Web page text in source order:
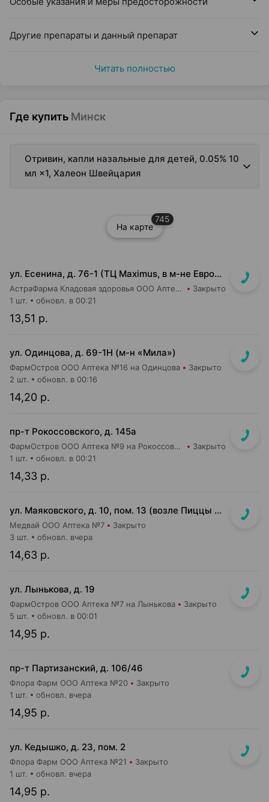
Другие препараты и данный препарат
Читать полностью
Где купить Минск
Отривин, капли назальные для детей, 0.05% 10
мл ×1, Халеон Швейцария
На карте
745
ул. Есенина, д. 76-1 (ТЦ Maximus, в м-не Евроопт Super)
АстраФарма Кладовая здоровья ООО Аптека №9 Закрыто
13,51 р.
1 шт. обновл. в 00:21
ул. Одинцова, д. 69-1Н (м-н «Мила»)
ФармОстров ООО Аптека №16 на Одинцова Закрыто
14,20 р.
2 шт. обновл. в 00:16
пр-т Рокоссовского, д. 145а
ФармОстров ООО Аптека №9 на Рокоссовского Закрыто
14,33 р.
1 шт. обновл. в 00:21
ул. Маяковского, д. 10, пом. 13 (возле Пиццы Мании)
Медвай ООО Аптека №7 Закрыто
14,63 р.
3 шт. обновл. вчера
ул. Лынькова, д. 19
ФармОстров ООО Аптека №7 на Лынькова Закрыто
14,95 р.
5 шт. обновл. в 00:01
пр-т Партизанский, д. 106/46
Флора Фарм ООО Аптека №20 Закрыто
14,95 р.
1 шт. обновл. вчера
ул. Кедышко, д. 23, пом. 2
Флора Фарм ООО Аптека №21 Закрыто
14,95 р.
1 шт. обновл. вчера